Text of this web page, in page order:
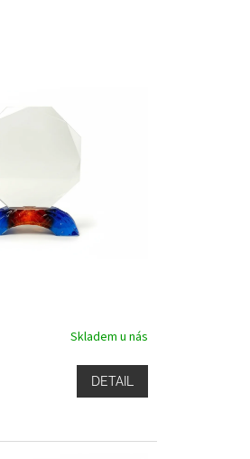
Skladem u nás
DETAIL